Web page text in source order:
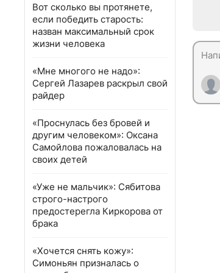
Вот сколько вы протянете,
если победить старость:
назван максимальный срок
жизни человека
«Мне многого не надо»:
Сергей Лазарев раскрыл свой
райдер
«Проснулась без бровей и
другим человеком»: Оксана
Самойлова пожаловалась на
своих детей
«Уже не мальчик»: Сябитова
строго-настрого
предостерегла Киркорова от
брака
«Хочется снять кожу»:
Симоньян призналась о